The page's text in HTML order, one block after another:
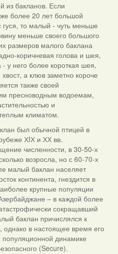
из бакланов. Если
более 20 лет большой
то малый - чуть меньше
меньше своего большого
размеров малого баклана
коричневая голова и шея,
у него более короткая шея,
а клюв заметно короче
также своей
пресноводным водоемам,
и
климатом.
был обычной птицей в
ХIХ и ХХ вв.
численности, в 30-50-х
возросла, но с 60-70-х
малый баклан населяет
континента, гнездится в
крупные популяции
– в каждой более
сокращавший
баклан причислялся к
в настоящее время его
популяционной динамике
(Secure).